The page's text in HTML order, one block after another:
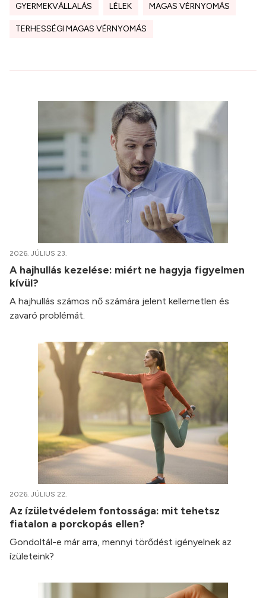
GYERMEKVÁLLALÁS LÉLEK MAGAS VÉRNYOMÁS
TERHESSÉGI MAGAS VÉRNYOMÁS
2026. JÚLIUS 23.
A hajhullás kezelése: miért ne hagyja figyelmen
kívül?
A hajhullás számos nő számára jelent kellemetlen és
zavaró problémát.
2026. JÚLIUS 22.
Az ízületvédelem fontossága: mit tehetsz
fiatalon a porckopás ellen?
Gondoltál-e már arra, mennyi törődést igényelnek az
ízületeink?